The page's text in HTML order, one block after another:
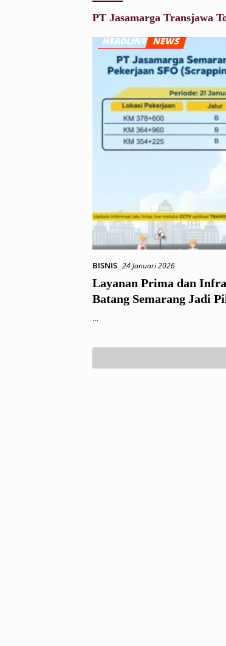
PT Jasamarga Transjawa
BISNIS 24 Januari 2026
Layanan Prima dan
Batang Semarang Jadi
…